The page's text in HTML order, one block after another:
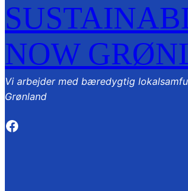
NOW
Vi arbejder med bæredygtig
Grønland
https://